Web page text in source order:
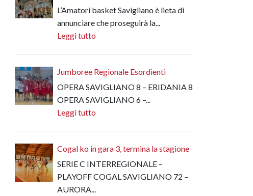
L’Amatori basket Savigliano è lieta di
annunciare che proseguirà la...
Leggi tutto
Jumboree Regionale Esordienti
OPERA SAVIGLIANO 8 – ERIDANIA 8
OPERA SAVIGLIANO 6 –...
Leggi tutto
Cogal ko in gara 3, termina la stagione
SERIE C INTERREGIONALE –
PLAYOFF COGAL SAVIGLIANO 72 –
AURORA...